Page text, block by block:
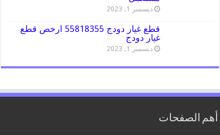
ديسمبر 1, 2023
قطع غيار دودج 55818355 ارخص قطع
غيار دودج
ديسمبر 1, 2023
أهم الصفحات